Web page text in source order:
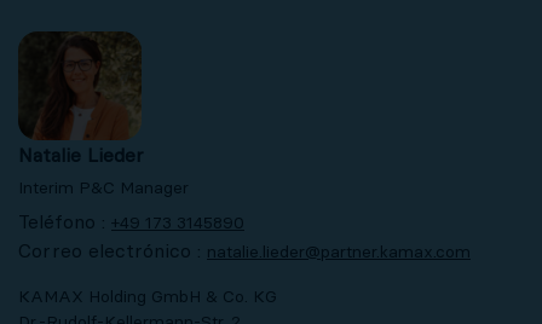
Natalie Lieder
Interim P&C Manager
Teléfono : +49 173 3145890
Correo electrónico : natalie.lieder@partner.kamax.com
KAMAX Holding GmbH & Co. KG